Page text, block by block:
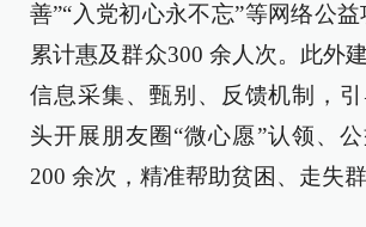
善”“入党初心永不忘”等网络公益
累计惠及群众300 余人次。此外
信息采集、甄别、反馈机制，
头开展朋友圈“微心愿”认领、
200 余次，精准帮助贫困、走失群